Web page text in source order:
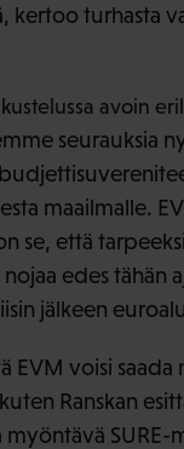
kertoo turhasta
avoin
seurauksia
maailmalle.
se, että
edes tähän
jälkeen
EVM voisi
Ranskan
SURE-